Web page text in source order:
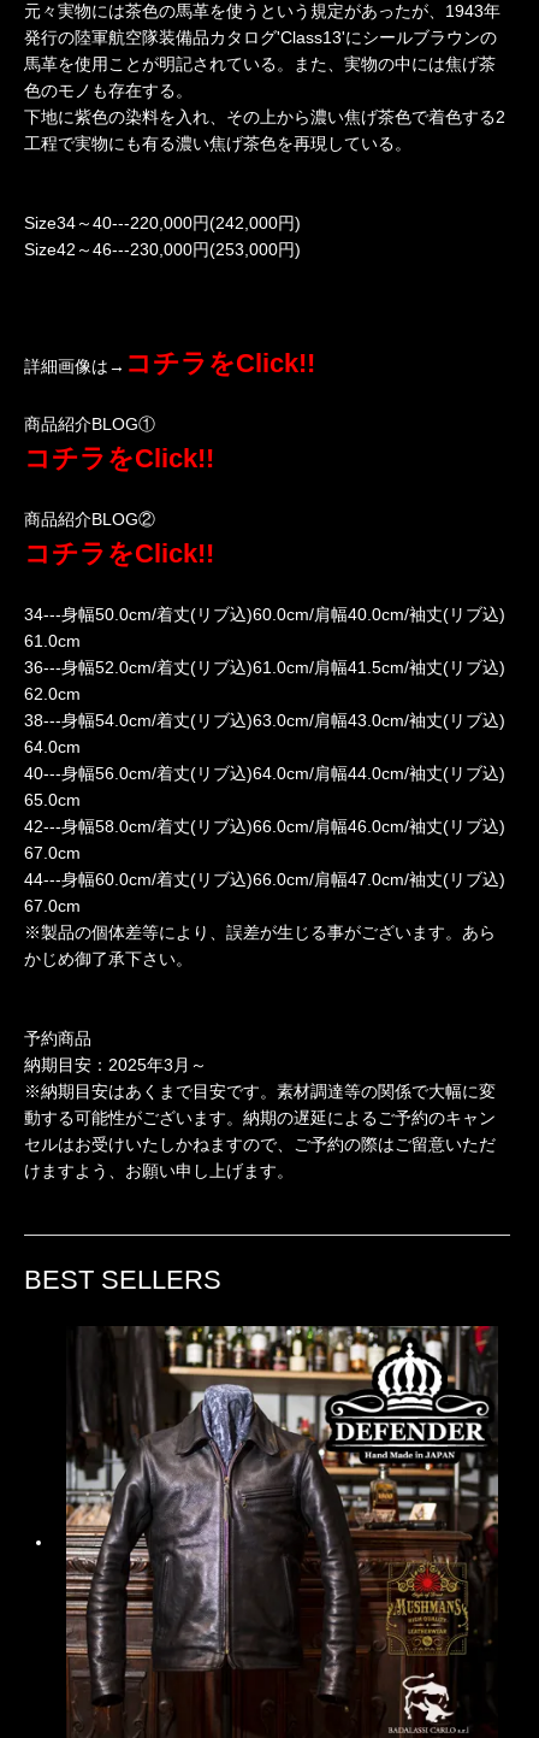
元々実物には茶色の馬革を使うという規定があったが、1943年
発行の陸軍航空隊装備品カタログ'Class13'にシールブラウンの
馬革を使用ことが明記されている。また、実物の中には焦げ茶
色のモノも存在する。
下地に紫色の染料を入れ、その上から濃い焦げ茶色で着色する2
工程で実物にも有る濃い焦げ茶色を再現している。
Size34～40---220,000円(242,000円)
Size42～46---230,000円(253,000円)
詳細画像は→ コチラをClick!!
商品紹介BLOG①
コチラをClick!!
商品紹介BLOG②
コチラをClick!!
34---身幅50.0cm/着丈(リブ込)60.0cm/肩幅40.0cm/袖丈(リブ込)
61.0cm
36---身幅52.0cm/着丈(リブ込)61.0cm/肩幅41.5cm/袖丈(リブ込)
62.0cm
38---身幅54.0cm/着丈(リブ込)63.0cm/肩幅43.0cm/袖丈(リブ込)
64.0cm
40---身幅56.0cm/着丈(リブ込)64.0cm/肩幅44.0cm/袖丈(リブ込)
65.0cm
42---身幅58.0cm/着丈(リブ込)66.0cm/肩幅46.0cm/袖丈(リブ込)
67.0cm
44---身幅60.0cm/着丈(リブ込)66.0cm/肩幅47.0cm/袖丈(リブ込)
67.0cm
※製品の個体差等により、誤差が生じる事がございます。あら
かじめ御了承下さい。
予約商品
納期目安：2025年3月～
※納期目安はあくまで目安です。素材調達等の関係で大幅に変
動する可能性がございます。納期の遅延によるご予約のキャン
セルはお受けいたしかねますので、ご予約の際はご留意いただ
けますよう、お願い申し上げます。
BEST SELLERS